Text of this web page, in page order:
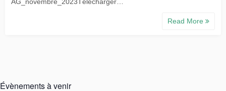
Read More
Évènements à venir